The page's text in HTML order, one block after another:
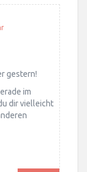
gestern!
im
dir vielleicht